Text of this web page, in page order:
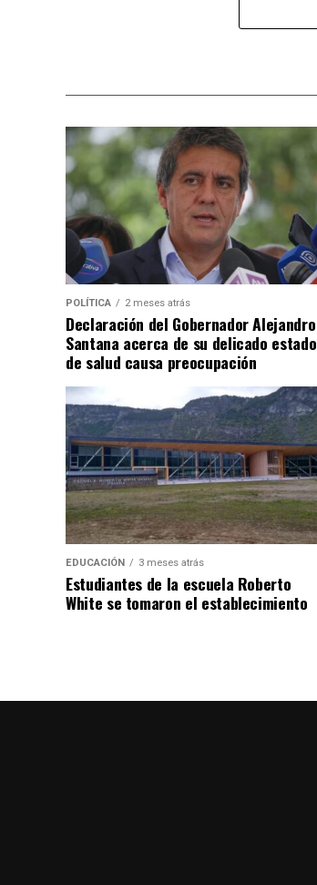
POLÍTICA 2 meses atrás
Declaración del Gobernador Alejandro
Santana acerca de su delicado estado
de salud causa preocupación
EDUCACIÓN 3 meses atrás
Estudiantes de la escuela Roberto
White se tomaron el establecimiento